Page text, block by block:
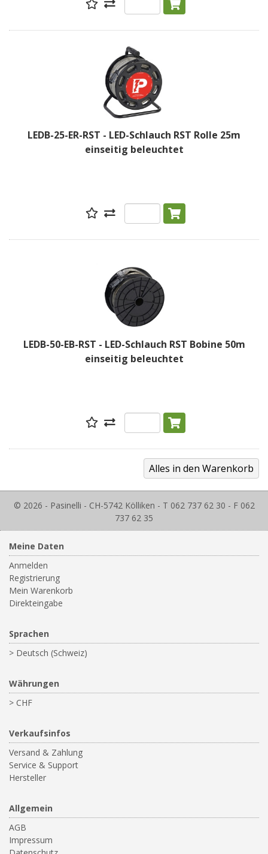
LEDB-25-ER-RST - LED-Schlauch RST Rolle 25m
einseitig beleuchtet
LEDB-50-EB-RST - LED-Schlauch RST Bobine 50m
einseitig beleuchtet
© 2026 - Pasinelli - CH-5742 Kölliken - T 062 737 62 30 - F 062
737 62 35
Meine Daten
Anmelden
Registrierung
Mein Warenkorb
Direkteingabe
Sprachen
> Deutsch (Schweiz)
Währungen
> CHF
Verkaufsinfos
Versand & Zahlung
Service & Support
Hersteller
Allgemein
AGB
Impressum